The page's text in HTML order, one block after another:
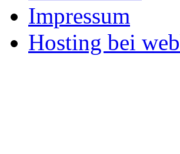
Impressum
Hosting bei